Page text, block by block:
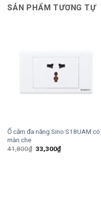
SẢN PHẨM TƯƠNG TỰ
Ổ cắm đa năng Sino S18UAM có
màn che
41,800₫ Giá
gốc
33,300₫Giá
hiện